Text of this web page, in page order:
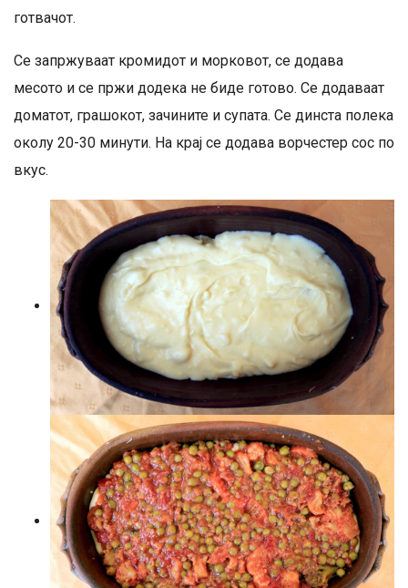
готвачот.
Се запржуваат кромидот и морковот, се додава
месото и се пржи додека не биде готово. Се додаваат
доматот, грашокот, зачините и супата. Се динста полека
околу 20-30 минути. На крај се додава ворчестер сос по
вкус.